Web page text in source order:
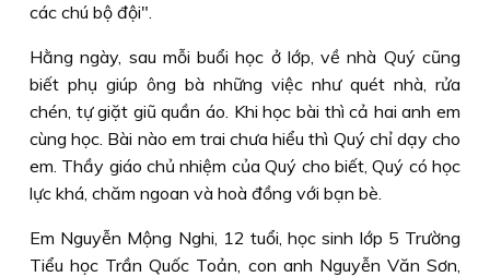
các chú bộ đội".
Hằng ngày, sau mỗi buổi học ở lớp, về nhà Quý cũng
biết phụ giúp ông bà những việc như quét nhà, rửa
chén, tự giặt giũ quần áo. Khi học bài thì cả hai anh em
cùng học. Bài nào em trai chưa hiểu thì Quý chỉ dạy cho
em. Thầy giáo chủ nhiệm của Quý cho biết, Quý có học
lực khá, chăm ngoan và hoà đồng với bạn bè.
Em Nguyễn Mộng Nghi, 12 tuổi, học sinh lớp 5 Trường
Tiểu học Trần Quốc Toản, con anh Nguyễn Văn Sơn,